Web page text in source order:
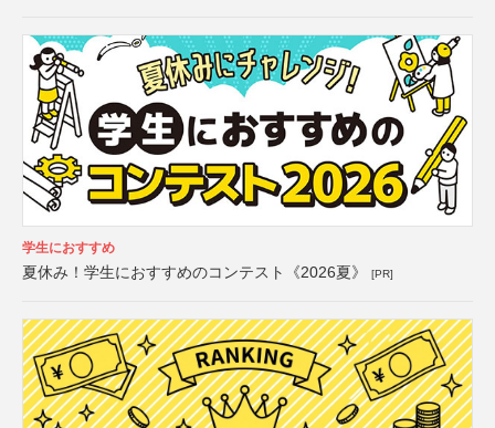
学生におすすめ
夏休み！学生におすすめのコンテスト《2026夏》 [PR]